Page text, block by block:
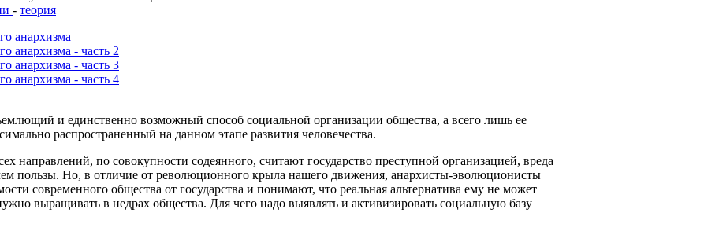
- теория
анархизма
анархизма - часть 2
анархизма - часть 3
анархизма - часть 4
и единственно возможный способ социальной организации общества, а всего лишь ее
распространенный на данном этапе развития человечества.
направлений, по совокупности содеянного, считают государство преступной организацией, вреда
пользы. Но, в отличие от революционного крыла нашего движения, анархисты-эволюционисты
современного общества от государства и понимают, что реальная альтернатива ему не может
выращивать в недрах общества. Для чего надо выявлять и активизировать социальную базу